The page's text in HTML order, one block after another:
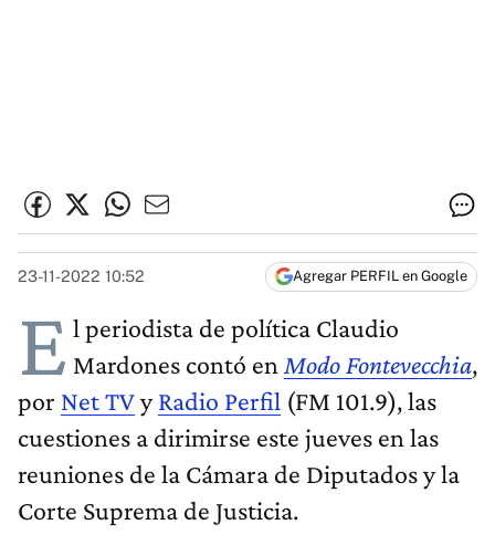
23-11-2022 10:52 Agregar PERFIL en Google
E l periodista de política Claudio
Mardones contó en Modo Fontevecchia,
por Net TVyRadio Perfil (FM 101.9), las
cuestiones a dirimirse este jueves en las
reuniones de la Cámara de Diputados y la
Corte Suprema de Justicia.